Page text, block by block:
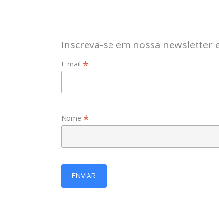
Inscreva-se em nossa newsletter
E-mail *
Nome *